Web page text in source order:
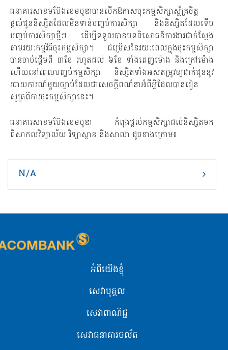
ធនាគារសាខមប៊ែងខេមបូឌាបានបើកឱកាសចុះកម្មសិក្សាស្ម័គ្រចិត្ត
ផ្តល់ជូននិស្សិតដែលមិនទាន់បញ្ចប់ការសិក្សា និងនិស្សិតដែលទើប
បញ្ចប់ការសិក្សាថ្មីៗ ដើម្បីទទួលបានបទពិសោធន៍ការងារជាក់ស្តែង
តាមរយៈកម្មវិធីចុះកម្មសិក្សា។ ជម្រើសនៃរយៈពេលក្នុងចុះកម្មសិក្សា
បានចាប់ផ្តើមពី ៣ខែ រហូតដល់ ៦ខែ ទាំងពេញម៉ោង និងក្រៅម៉ោង
ហើយនៅពេលបញ្ចប់កម្មសិក្សា និស្សិតទាំងអស់តម្រូវឲ្យដាក់ជូននូវ
របាយការណ៍មួយច្បាប់ដែលជាសេចក្តីពណ៌នាអំពីអ្វីដែលបានរៀន
សូត្រពីការចុះកម្មសិក្សានេះ។
ធនាគារសាខមប៊ែងខេមបូឌា កំពុង​ផ្តល់​កម្មសិក្សា​ដល់​និស្សិតមក​
ពីសាកលវិទ្យាល័យ​ វិទ្យាស្ថាន និងសាលា ដូចខាង​ក្រោម៖
N/A
អំពីយើងខ្ញុំ
សេវាបុគ្គល
សេវាពាណិជ្ជ
សេវាធនាគារចល័ត